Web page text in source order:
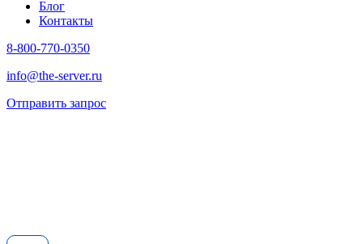
Блог
Контакты
8-800-770-0350
info@the-server.ru
Отправить запрос